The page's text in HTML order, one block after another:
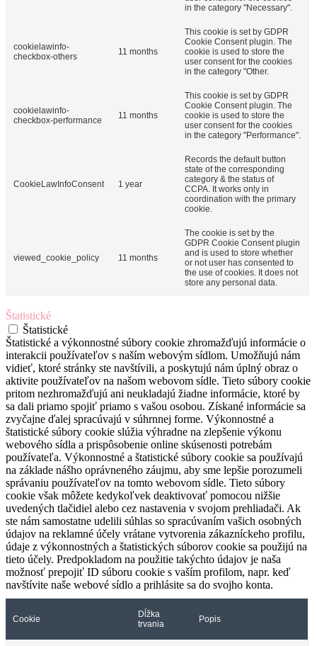
in the category "Necessary".
cookielawinfo-
checkbox-others
11 months
This cookie is set by GDPR
Cookie Consent plugin. The
cookie is used to store the
user consent for the cookies
in the category "Other.
cookielawinfo-
checkbox-performance
11 months
This cookie is set by GDPR
Cookie Consent plugin. The
cookie is used to store the
user consent for the cookies
in the category "Performance".
CookieLawInfoConsent 1 year
Records the default button
state of the corresponding
category & the status of
CCPA. It works only in
coordination with the primary
cookie.
viewed_cookie_policy 11 months
The cookie is set by the
GDPR Cookie Consent plugin
and is used to store whether
or not user has consented to
the use of cookies. It does not
store any personal data.
Štatistické
Štatistické
Štatistické a výkonnostné súbory cookie zhromažďujú informácie o
interakcii používateľov s naším webovým sídlom. Umožňujú nám
vidieť, ktoré stránky ste navštívili, a poskytujú nám úplný obraz o
aktivite používateľov na našom webovom sídle. Tieto súbory cookie
pritom nezhromažďujú ani neukladajú žiadne informácie, ktoré by
sa dali priamo spojiť priamo s vašou osobou. Získané informácie sa
zvyčajne ďalej spracúvajú v súhrnnej forme. Výkonnostné a
štatistické súbory cookie slúžia výhradne na zlepšenie výkonu
webového sídla a prispôsobenie online skúsenosti potrebám
používateľa. Výkonnostné a štatistické súbory cookie sa používajú
na základe nášho oprávneného záujmu, aby sme lepšie porozumeli
správaniu používateľov na tomto webovom sídle. Tieto súbory
cookie však môžete kedykoľvek deaktivovať pomocou nižšie
uvedených tlačidiel alebo cez nastavenia v svojom prehliadači. Ak
ste nám samostatne udelili súhlas so spracúvaním vašich osobných
údajov na reklamné účely vrátane vytvorenia zákazníckeho profilu,
údaje z výkonnostných a štatistických súborov cookie sa použijú na
tieto účely. Predpokladom na použitie takýchto údajov je naša
možnosť prepojiť ID súboru cookie s vaším profilom, napr. keď
navštívite naše webové sídlo a prihlásite sa do svojho konta.
Cookie
Dĺžka
trvania
Popis